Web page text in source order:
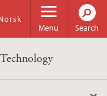
Menu
Search